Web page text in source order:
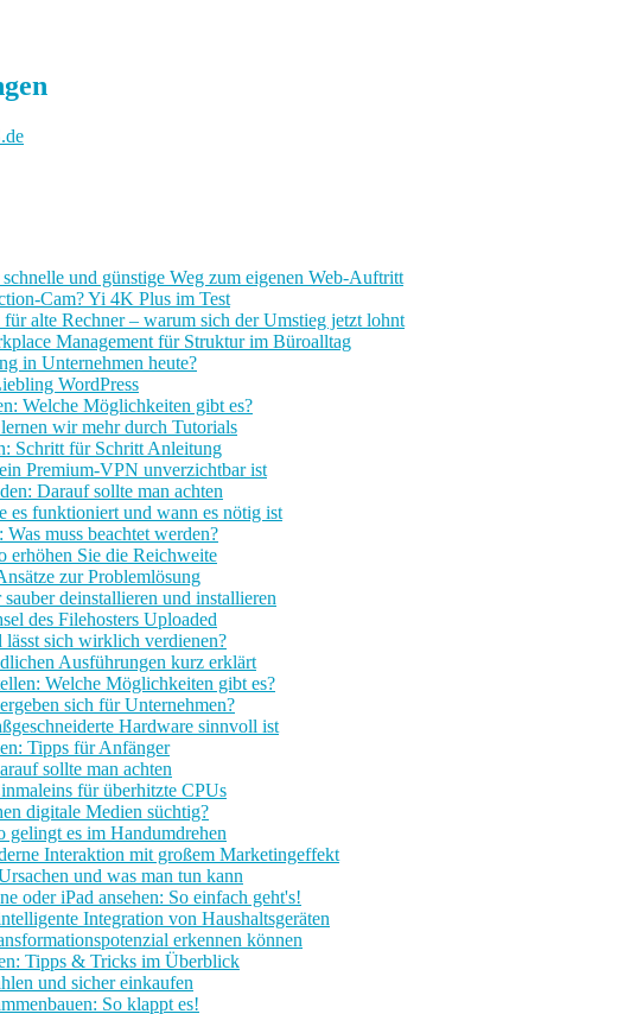
und günstige Weg zum eigenen Web-Auftritt
Cam? Yi 4K Plus im Test
alte Rechner – warum sich der Umstieg jetzt lohnt
Management für Struktur im Büroalltag
in Unternehmen heute?
WordPress
Welche Möglichkeiten gibt es?
wir mehr durch Tutorials
Schritt für Schritt Anleitung
Premium-VPN unverzichtbar ist
Darauf sollte man achten
es funktioniert und wann es nötig ist
muss beachtet werden?
erhöhen Sie die Reichweite
zur Problemlösung
deinstallieren und installieren
des Filehosters Uploaded
sich wirklich verdienen?
Ausführungen kurz erklärt
Welche Möglichkeiten gibt es?
sich für Unternehmen?
Hardware sinnvoll ist
Tipps für Anfänger
sollte man achten
für überhitzte CPUs
digitale Medien süchtig?
gelingt es im Handumdrehen
Interaktion mit großem Marketingeffekt
und was man tun kann
oder iPad ansehen: So einfach geht's!
Integration von Haushaltsgeräten
erkennen können
Tipps & Tricks im Überblick
und sicher einkaufen
So klappt es!